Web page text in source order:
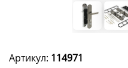
Артикул: 114971